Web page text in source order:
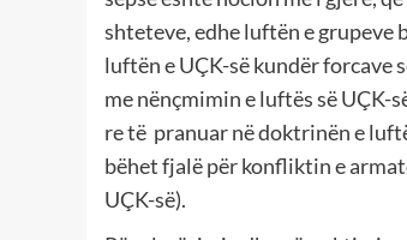
shteteve, edhe luftën e grupeve
luftën e UÇK-së kundër forcave
me nënçmimin e luftës së UÇK-
re të pranuar në doktrinën e
bëhet fjalë për konfliktin e
UÇK-së).